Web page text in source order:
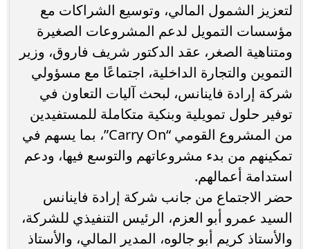
لتعزيز الشمول المالي، وتوسيع الشراكات مع
مؤسسات التمويل لدعم المشروعات الصغيرة
ومتناهية الصغر، عقد الدكتور شريف فاروق، وزير
التموين والتجارة الداخلية، اجتماعًا مع مسؤولي
شركة إرادة فاينانس، لبحث آليات التعاون في
توفير حلول تمويلية وبنكية متكاملة للمستفيدين
من المشروع القومي “Carry On”، بما يسهم في
تمكينهم من بدء مشروعاتهم والتوسع فيها، ودعم
استدامة أعمالهم.
حضر الاجتماع من جانب شركة إرادة فاينانس
السيد عمرو أبو العزم، الرئيس التنفيذي للشركة،
والأستاذ كريم أبو جالوه، المدير المالي، والأستاذ